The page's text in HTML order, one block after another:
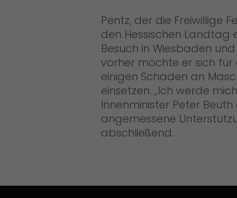
Pentz, der die Freiwillige
den Hessischen
Besuch in Wiesbaden
vorher möchte er sich für
einigen Schaden an
einsetzen. „Ich werde
Innenminister Peter
angemessene
abschließend.